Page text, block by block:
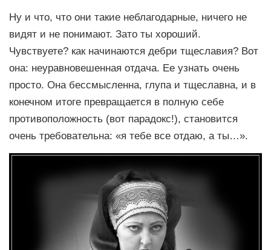
Ну и что, что они такие неблагодарные, ничего не
видят и не понимают. Зато ты хороший.
Чувствуете? как начинаются дебри тщеславия? Вот
она: неуравновешенная отдача. Ее узнать очень
просто. Она бессмысленна, глупа и тщеславна, и в
конечном итоге превращается в полную себе
противоположность (вот парадокс!), становится
очень требовательна: «я тебе все отдаю, а ты…».